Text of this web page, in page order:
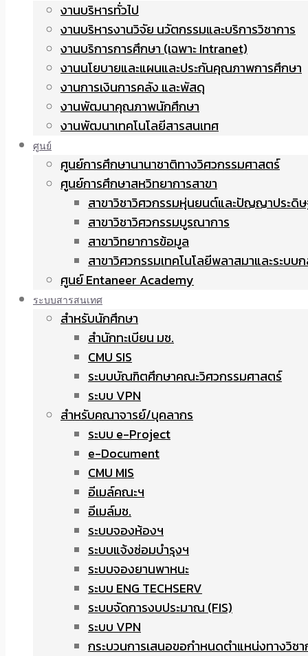
งานบริหารทั่วไป
งานบริหารงานวิจัย นวัตกรรมและบริการวิชาการ
งานบริการการศึกษา (เฉพาะ Intranet)
งานนโยบายและแผนและประกันคุณภาพการศึกษา
งานการเงินการคลัง และพัสดุ
งานพัฒนาคุณภาพนักศึกษา
งานพัฒนาเทคโนโลยีสารสนเทศ
ศูนย์
ศูนย์การศึกษานานาชาติทางวิศวกรรมศาสตร์
ศูนย์การศึกษาสหวิทยาการสาขา
สาขาวิชาวิศวกรรมหุ่นยนต์และปัญญาประดิ
สาขาวิชาวิศวกรรมบูรณาการ
สาขาวิทยาการข้อมูล
สาขาวิศวกรรมเทคโนโลยีพลาสมาและระบบ
ศูนย์ Entaneer Academy
ระบบสารสนเทศ
สำหรับนักศึกษา
สำนักทะเบียน มช.
CMU SIS
ระบบบัณฑิตศึกษาคณะวิศวกรรมศาสตร์
ระบบ VPN
สำหรับคณาจารย์/บุคลากร
ระบบ e-Project
e-Document
CMU MIS
อีเมล์คณะฯ
อีเมล์มช.
ระบบจองห้องฯ
ระบบแจ้งซ่อมบำรุงฯ
ระบบจองยานพาหนะ
ระบบ ENG TECHSERV
ระบบจัดการงบประมาณ (FIS)
ระบบ VPN
กระบวนการเสนอขอกำหนดตำแหน่งทางวิช